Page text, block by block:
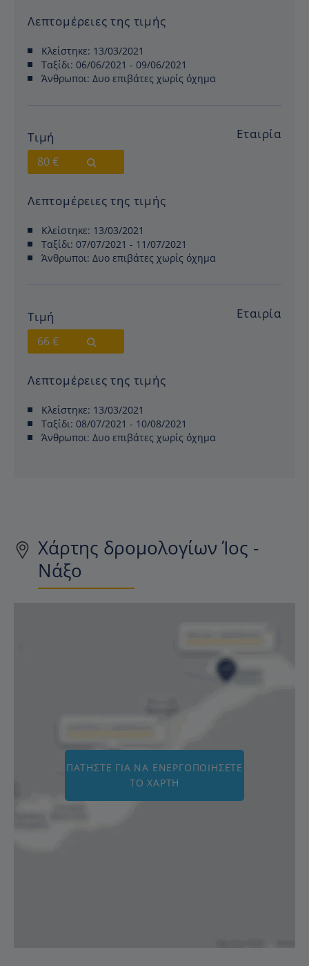
Λεπτομέρειες της τιμής
Κλείστηκε: 13/03/2021
Ταξίδι: 06/06/2021 - 09/06/2021
Άνθρωποι: Δυο επιβάτες χωρίς όχημα
Τιμή
80 €
Εταιρία
Λεπτομέρειες της τιμής
Κλείστηκε: 13/03/2021
Ταξίδι: 07/07/2021 - 11/07/2021
Άνθρωποι: Δυο επιβάτες χωρίς όχημα
Τιμή
66 €
Εταιρία
Λεπτομέρειες της τιμής
Κλείστηκε: 13/03/2021
Ταξίδι: 08/07/2021 - 10/08/2021
Άνθρωποι: Δυο επιβάτες χωρίς όχημα
Χάρτης δρομολογίων Ίος -
Νάξο
ΠΑΤΉΣΤΕ ΓΙΑ ΝΑ ΕΝΕΡΓΟΠΟΙΉΣΕΤΕ
ΤΟ ΧΆΡΤΗ